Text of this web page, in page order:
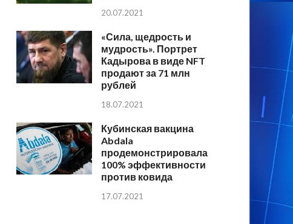
20.07.2021
«Сила, щедрость и
мудрость». Портрет
Кадырова в виде NFT
продают за 71 млн
рублей
18.07.2021
Кубинская вакцина
Abdala
продемонстрировала
100% эффективности
против ковида
17.07.2021